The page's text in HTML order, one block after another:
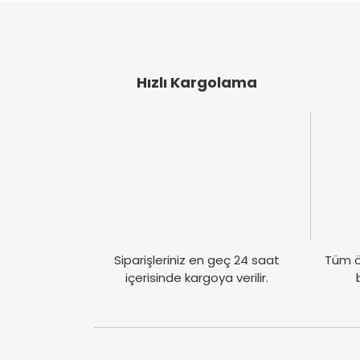
Hızlı Kargolama
Siparişleriniz en geç 24 saat
içerisinde kargoya verilir.
Tüm